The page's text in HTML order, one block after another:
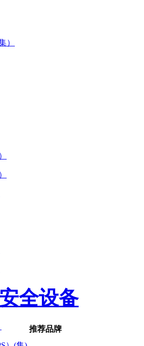
）
全设备
推荐品牌